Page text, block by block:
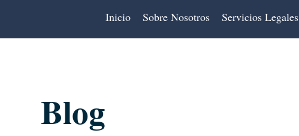
Inicio Sobre Nosotros Servicios Legales
Blog